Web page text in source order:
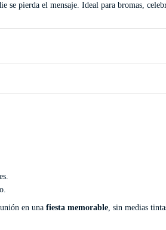
se pierda el mensaje. Ideal para bromas,
en una fiesta memorable , sin medias